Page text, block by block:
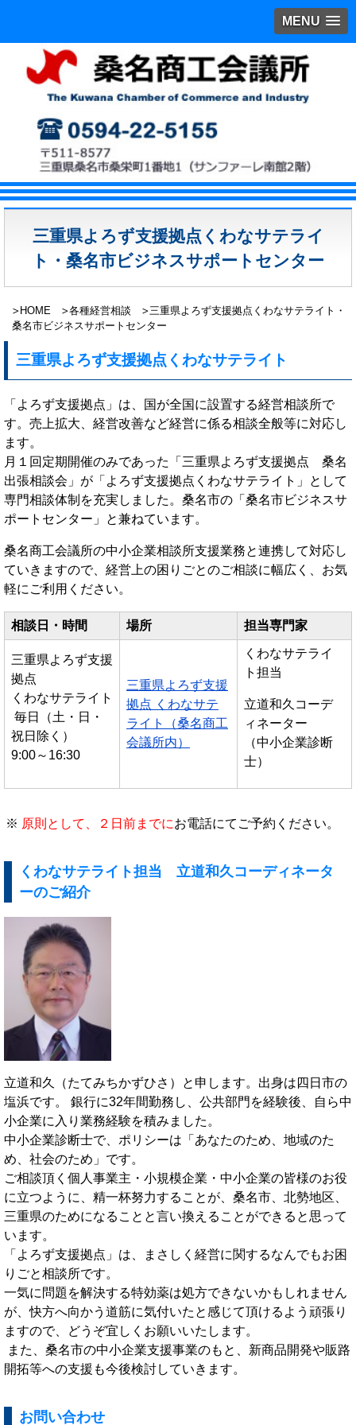
MENU
三重県よろず支援拠点くわなサテライ
ト・桑名市ビジネスサポートセンター
HOME 各種経営相談
三重県よろず支援拠点くわなサテライト・
桑名市ビジネスサポートセンター
三重県よろず支援拠点くわなサテライト
「よろず支援拠点」は、国が全国に設置する経営相談所で
す。売上拡大、経営改善など経営に係る相談全般等に対応し
ます。
月１回定期開催のみであった「三重県よろず支援拠点 桑名
出張相談会」が「よろず支援拠点くわなサテライト」として
専門相談体制を充実しました。桑名市の「桑名市ビジネスサ
ポートセンター」と兼ねています。
桑名商工会議所の中小企業相談所支援業務と連携して対応し
ていきますので、経営上の困りごとのご相談に幅広く、お気
軽にご利用ください。
相談日・時間 場所 担当専門家
三重県よろず支援
拠点
くわなサテライト
毎日（土・日・
祝日除く）
9:00～16:30
三重県よろず支援
拠点 くわなサテ
ライト（桑名商工
会議所内）
くわなサテライ
ト担当
立道和久コーデ
ィネーター
（中小企業診断
士）
原則として、２日前までにお電話にてご予約ください。
くわなサテライト担当 立道和久コーディネータ
ーのご紹介
立道和久（たてみちかずひさ）と申します。出身は四日市の
塩浜です。 銀行に32年間勤務し、公共部門を経験後、自ら中
小企業に入り業務経験を積みました。
中小企業診断士で、ポリシーは「あなたのため、地域のた
め、社会のため」です。
ご相談頂く個人事業主・小規模企業・中小企業の皆様のお役
に立つように、精一杯努力することが、桑名市、北勢地区、
三重県のためになることと言い換えることができると思って
います。
「よろず支援拠点」は、まさしく経営に関するなんでもお困
りごと相談所です。
一気に問題を解決する特効薬は処方できないかもしれません
が、快方へ向かう道筋に気付いたと感じて頂けるよう頑張り
ますので、どうぞ宜しくお願いいたします。
また、桑名市の中小企業支援事業のもと、新商品開発や販路
開拓等への支援も今後検討していきます。
お問い合わせ